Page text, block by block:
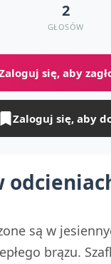
są w
brązu.
2
GŁOSÓW
się, aby
Zaloguj się, aby